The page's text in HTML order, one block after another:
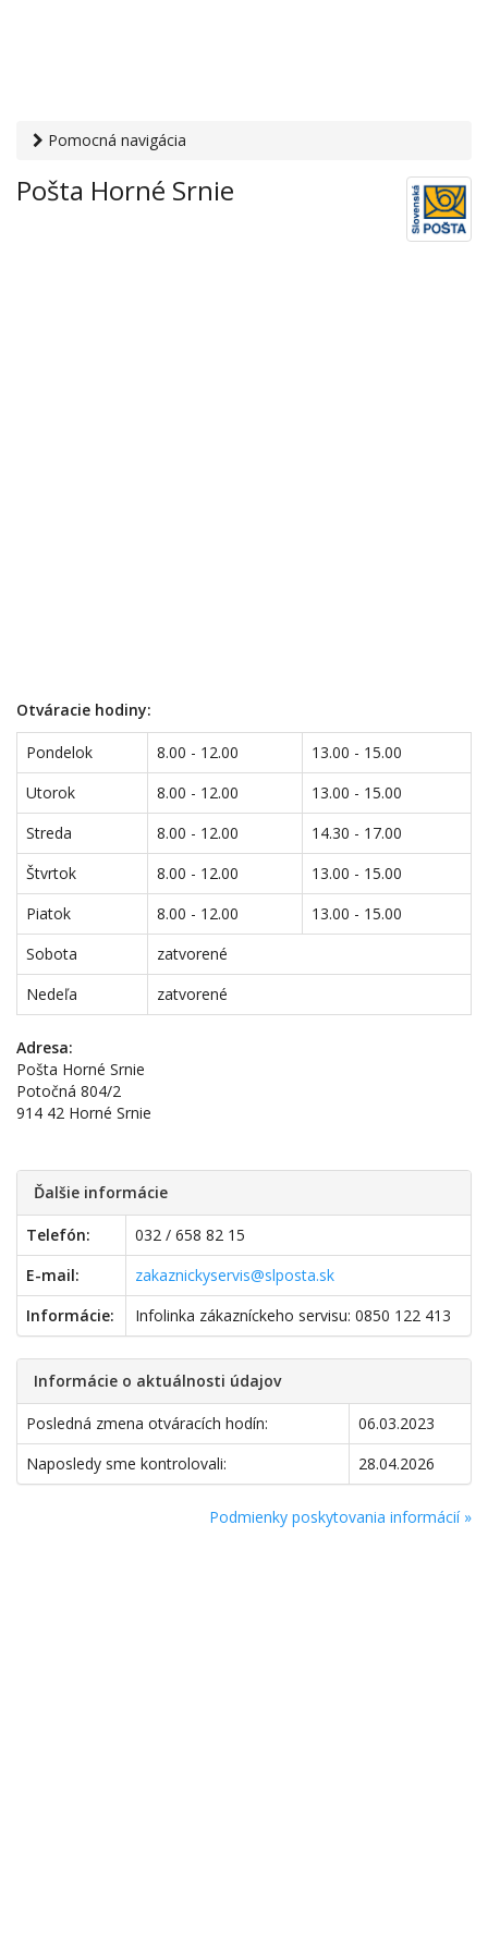
Pomocná navigácia
služby› Pošty› Pošta Horné Srnie
Pošta Horné Srnie
Otváracie hodiny:
Pondelok 8.00 - 12.00
13.00 - 15.00
Utorok
8.00 - 12.00
13.00 - 15.00
Streda
8.00 - 12.00
14.30 - 17.00
Štvrtok
8.00 - 12.00
13.00 - 15.00
Piatok
8.00 - 12.00
13.00 - 15.00
Sobota
zatvorené
Nedeľa
zatvorené
Adresa:
Pošta Horné Srnie
Potočná 804/2
914 42 Horné Srnie
Ďalšie informácie
Telefón:
032 / 658 82 15
E-mail:
zakaznickyservis@slposta.sk
Informácie:
Infolinka zákazníckeho servisu: 0850 122 413
Informácie o aktuálnosti údajov
Posledná zmena otváracích hodín:
06.03.2023
Naposledy sme kontrolovali:
28.04.2026
Podmienky poskytovania informácií »